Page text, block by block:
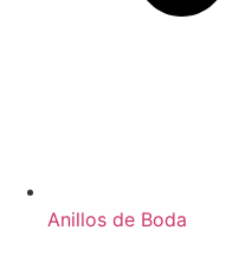
Anillos de Boda